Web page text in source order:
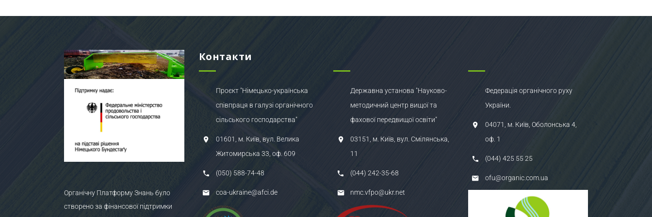
Органічну Платформу Знань було
створено за фінансової підтримки
Контакти
Проєкт "Німецько-українська
співпраця в галузі органічного
сільського господарства"
01601, м. Київ, вул. Велика
Житомирська 33, оф. 609
(050) 588-74-48
coa-ukraine@afci.de
Державна установа "Науково-
методичний центр вищої та
фахової передвищої освіти"
03151, м. Київ, вул. Смілянська,
11
(044) 242-35-68
nmc.vfpo@ukr.net
Федерація органічного руху
України.
04071, м. Київ, Оболонська 4,
оф. 1
(044) 425 55 25
ofu@organic.com.ua